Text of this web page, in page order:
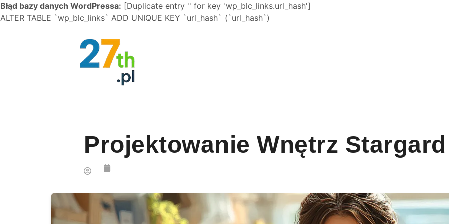
Błąd bazy danych WordPressa: [Duplicate entry '' for key 'wp_blc_links.url_hash']
ALTER TABLE `wp_blc_links` ADD UNIQUE KEY `url_hash` (`url_hash`)
Projektowanie Wnętrz Stargard